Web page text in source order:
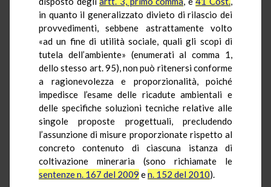
in quanto il generalizzato divieto di rilascio dei
provvedimenti, sebbene astrattamente volto
«ad un fine di utilità sociale, quali gli scopi di
tutela dell’ambiente» (enumerati al comma 1,
dello stesso art. 95), non può ritenersi conforme
a ragionevolezza e proporzionalità, poiché
impedisce l’esame delle ricadute ambientali e
delle specifiche soluzioni tecniche relative alle
singole proposte progettuali, precludendo
l’assunzione di misure proporzionate rispetto al
concreto contenuto di ciascuna istanza di
coltivazione mineraria (sono richiamate le
sentenze n. 167 del 2009 en. 152 del 2010).